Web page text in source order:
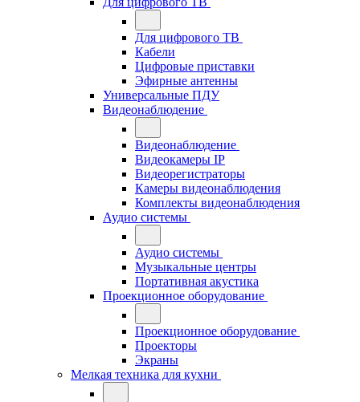
Для цифрового ТВ
Кабели
Цифровые приставки
Эфирные антенны
Универсальные ПДУ
Видеонаблюдение
Видеонаблюдение
Видеокамеры IP
Видеорегистраторы
Камеры видеонаблюдения
Комплекты видеонаблюдения
Аудио системы
Аудио системы
Музыкальные центры
Портативная акустика
Проекционное оборудование
Проекционное оборудование
Проекторы
Экраны
Мелкая техника для кухни